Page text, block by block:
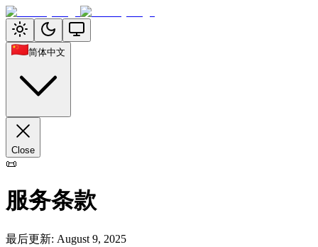
简体中文
Close
📜
服务条款
最后更新: August 9, 2025